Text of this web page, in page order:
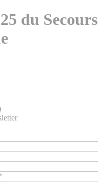
du Secours